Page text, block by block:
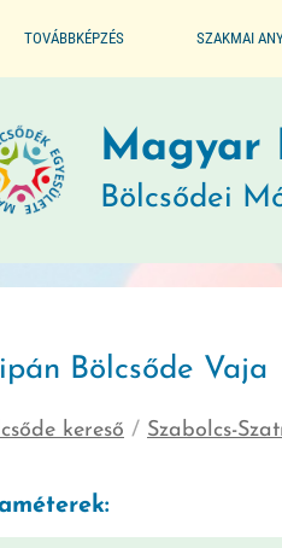
TOVÁBBKÉPZÉS SZAKMAI
SEGÉDLET A
MÓDSZERTANI
GYERMEKVÉDELMI
Magyar
Bölcsődei
Bölcsőde Vaja
kereső / Szabolcs-